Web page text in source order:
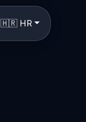
🇭🇷 HR